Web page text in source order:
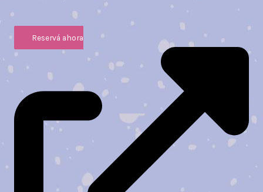
Reservá ahora